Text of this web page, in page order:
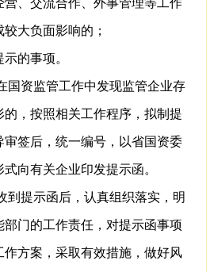
大负面影响的；
示的事项。
国资监管工作中发现监管企业存
，按照相关工作程序，拟制提
审签后，统一编号，以省国资委
向有关企业印发提示函。
到提示函后，认真组织落实，明
门的工作责任，对提示函事项
方案，采取有效措施，做好风